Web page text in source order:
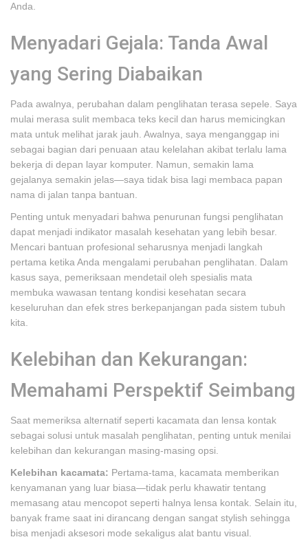
Anda.
Menyadari Gejala: Tanda Awal
yang Sering Diabaikan
Pada awalnya, perubahan dalam penglihatan terasa sepele. Saya
mulai merasa sulit membaca teks kecil dan harus memicingkan
mata untuk melihat jarak jauh. Awalnya, saya menganggap ini
sebagai bagian dari penuaan atau kelelahan akibat terlalu lama
bekerja di depan layar komputer. Namun, semakin lama
gejalanya semakin jelas—saya tidak bisa lagi membaca papan
nama di jalan tanpa bantuan.
Penting untuk menyadari bahwa penurunan fungsi penglihatan
dapat menjadi indikator masalah kesehatan yang lebih besar.
Mencari bantuan profesional seharusnya menjadi langkah
pertama ketika Anda mengalami perubahan penglihatan. Dalam
kasus saya, pemeriksaan mendetail oleh spesialis mata
membuka wawasan tentang kondisi kesehatan secara
keseluruhan dan efek stres berkepanjangan pada sistem tubuh
kita.
Kelebihan dan Kekurangan:
Memahami Perspektif Seimbang
Saat memeriksa alternatif seperti kacamata dan lensa kontak
sebagai solusi untuk masalah penglihatan, penting untuk menilai
kelebihan dan kekurangan masing-masing opsi.
Kelebihan kacamata: Pertama-tama, kacamata memberikan
kenyamanan yang luar biasa—tidak perlu khawatir tentang
memasang atau mencopot seperti halnya lensa kontak. Selain itu,
banyak frame saat ini dirancang dengan sangat stylish sehingga
bisa menjadi aksesori mode sekaligus alat bantu visual.